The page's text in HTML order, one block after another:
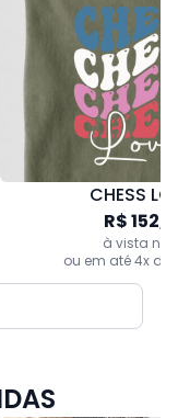
CHESS
R$
à vista no
ou em até 4x de